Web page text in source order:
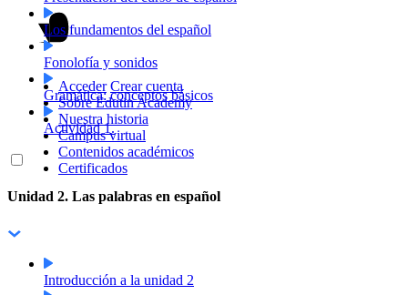
Acceder Crear cuenta
Sobre Edutin Academy
Nuestra historia
Campus virtual
Contenidos académicos
Certificados
Los fundamentos del español
Fonolofía y sonidos
Gramática: conceptos básicos
Actividad 1.
Unidad 2. Las palabras en español
Introducción a la unidad 2